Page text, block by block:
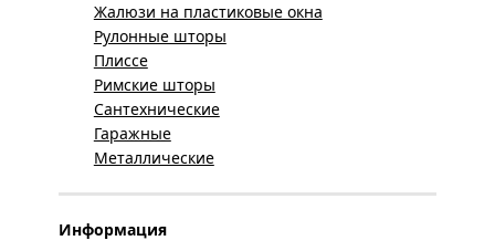
Жалюзи на пластиковые окна
Рулонные шторы
Плиссе
Римские шторы
Сантехнические
Гаражные
Металлические
Информация